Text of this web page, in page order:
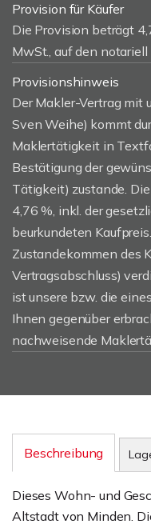
Provision für Käufer
Die Provision beträgt
MwSt., auf den
Provisionshinweis
Der Makler-Vertrag mit
Sven Weihe) kommt
Maklertätigkeit in
Bestätigung der
Tätigkeit) zustande.
4,76 %, inkl. der
beurkundeten
Zustandekommen des
Vertragsabschluss)
ist unsere bzw. die
Ihnen gegenüber
nachweisende
Beschreibung
Dieses Wohn- und
Altstadt von Minden.